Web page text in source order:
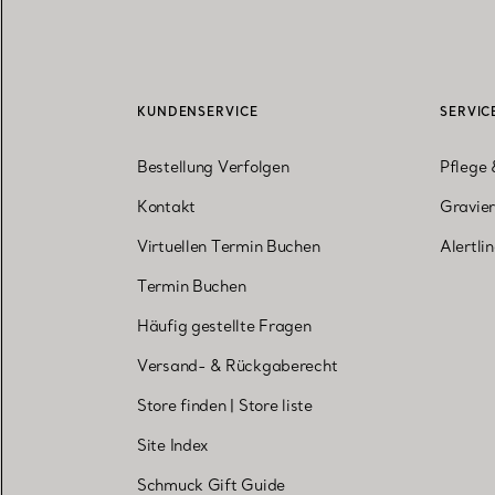
KUNDENSERVICE
Bestellung Verfolgen
Kontakt
Virtuellen Termin Buchen
Termin Buchen
Häufig gestellte Fragen
Versand- & Rückgaberecht
Store finden| Store liste
Site Index
Schmuck Gift Guide
Pflege